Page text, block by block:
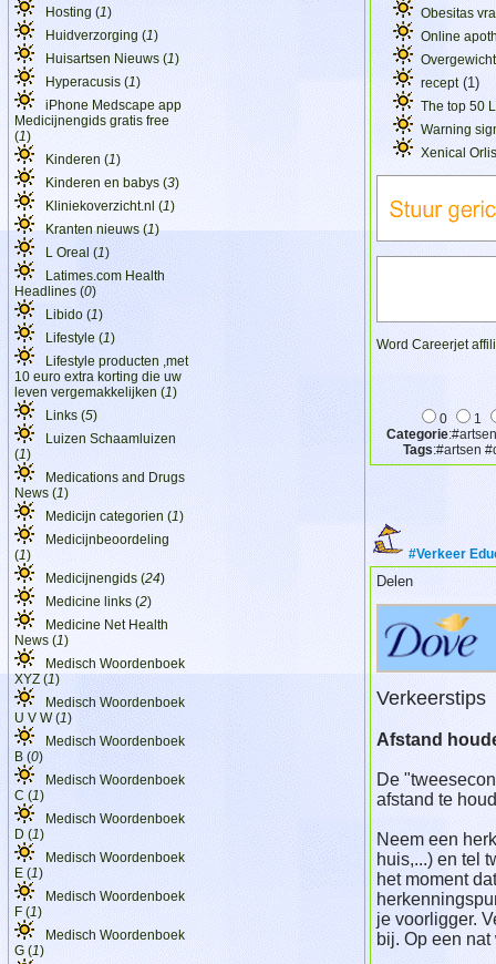
Hosting (1)
Huidverzorging (1)
Huisartsen Nieuws (1)
Hyperacusis (1)
iPhone Medscape app
Medicijnengids gratis free
(1)
Kinderen (1)
Kinderen en babys (3)
Kliniekoverzicht.nl (1)
Kranten nieuws (1)
L Oreal (1)
Latimes.com Health
Headlines (0)
Libido (1)
Lifestyle (1)
Lifestyle producten ,met
10 euro extra korting die uw
leven vergemakkelijken (1)
Links (5)
Luizen Schaamluizen
(1)
Medications and Drugs
News (1)
Medicijn categorien (1)
Medicijnbeoordeling
(1)
Medicijnengids (24)
Medicine links (2)
Medicine Net Health
News (1)
Medisch Woordenboek
XYZ (1)
Medisch Woordenboek
U V W (1)
Medisch Woordenboek
B (0)
Medisch Woordenboek
C (1)
Medisch Woordenboek
D (1)
Medisch Woordenboek
E (1)
Medisch Woordenboek
F (1)
Medisch Woordenboek
G (1)
Obesitas
Online
recept (1)
The top 50
Warning
Xenical
Word Careerjet
0
1
Categorie
Tags:#artsen
#Verkeer
Delen
Verkeerstips
Afstand
De
afstand te
Neem een
huis,...) en tel
het moment
je voorligger.
bij. Op een